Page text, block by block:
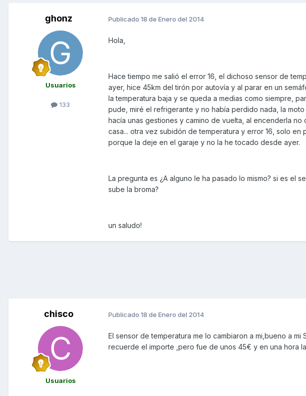
ghonz
Usuarios
133
Publicado 18 de Enero del 2014
Hola,
Hace tiempo me salió el error 16, el dichoso sensor de
ayer, hice 45km del tirón por autovía y al parar en un
la temperatura baja y se queda a medias como siempre,
pude, miré el refrigerante y no había perdido nada, la
hacía unas gestiones y camino de vuelta, al encenderla
casa... otra vez subidón de temperatura y error 16, solo
porque la deje en el garaje y no la he tocado desde ayer.
La pregunta es ¿A alguno le ha pasado lo mismo? si es el
sube la broma?
un saludo!
chisco
Usuarios
Publicado 18 de Enero del 2014
El sensor de temperatura me lo cambiaron a mi,bueno a
recuerde el importe ,pero fue de unos 45€ y en una hora